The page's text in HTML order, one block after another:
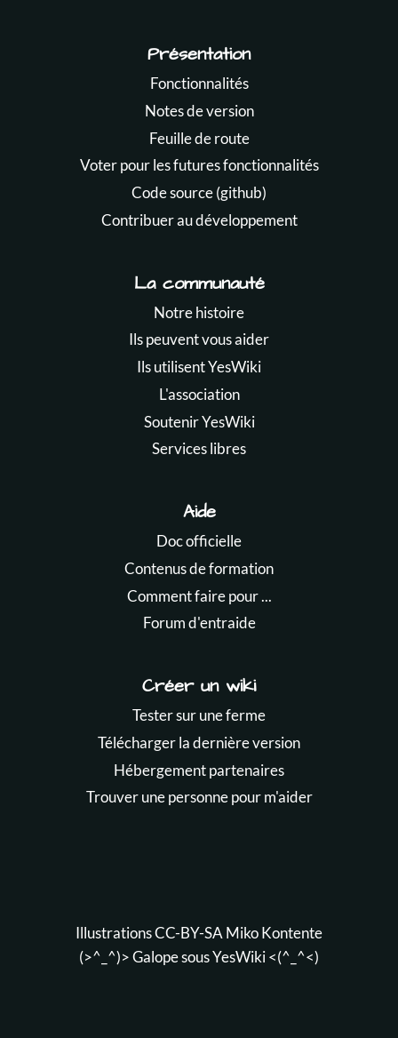
Présentation
Fonctionnalités
Notes de version
Feuille de route
Voter pour les futures fonctionnalités
Code source (github)
Contribuer au développement
La communauté
Notre histoire
Ils peuvent vous aider
Ils utilisent YesWiki
L'association
Soutenir YesWiki
Services libres
Aide
Doc officielle
Contenus de formation
Comment faire pour ...
Forum d'entraide
Créer un wiki
Tester sur une ferme
Télécharger la dernière version
Hébergement partenaires
Trouver une personne pour m'aider
Illustrations CC-BY-SAMiko Kontente
(>^_^)> Galope sousYesWiki<(^_^<)